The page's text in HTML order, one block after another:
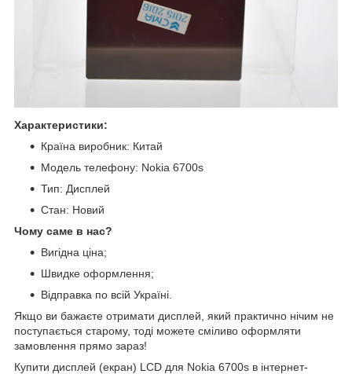
Характеристики:
Країна виробник: Китай
Модель телефону: Nokia 6700s
Тип: Дисплей
Стан: Новий
Чому саме в нас?
Вигідна ціна;
Швидке оформлення;
Відправка по всій Україні.
Якщо ви бажаєте отримати дисплей, який практично нічим не
поступається старому, тоді можете сміливо оформляти
замовлення прямо зараз!
Купити дисплей (екран) LCD для Nokia 6700s в інтернет-